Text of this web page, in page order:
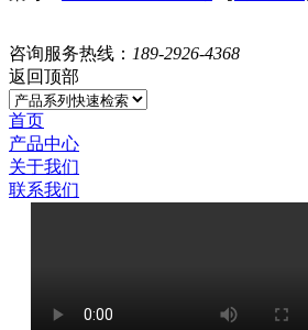
咨询服务热线： 189-2926-4368
返回顶部
首页
产品中心
关于我们
联系我们